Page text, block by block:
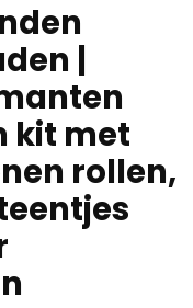
|
kit met
rollen,